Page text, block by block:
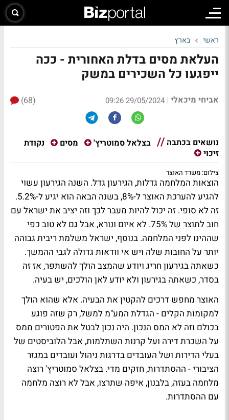
ראשי בארץ
העלאת מסים בדלת האחורית - ככה
ייפגעו כל השכירים במשק
אביחי מיכאלי |
29/05/2024 09:26
(68)
נושאים בכתבה בצלאל סמוטריץ' מסים
נקודת
זיכוי
צילום: משרד האוצר
הוצאות המלחמה גדלות, הגירעון גדל. השנה הגירעון עשוי
להגיע להערכת האוצר ל-8%, בשנה הבאה הוא יגיע ל-5.2%.
זה לא סופי. זה יכול להיות מעבר לכך וזה יציב את ישראל עם
חוב לתוצר של 75%. לא איום ונורא, אבל גם לא טוב כפי
שההינו לפני המלחמה. בנוסף, ישראל משלמת ריבית גבוהה
יותר על החובות שלה ויש אי וודאות גדולה לגבי ההמשך.
כשאתה בגירעון חריג ויודע שהמצב הולך להשתפר, אז זה
בסדר, כשאתה בגירעון ולא יודע לאן הולכים, יש בעיה.
האוצר מחפש דרכים להקטין את הבעיה. אלא שהוא הולך
למקומות הקלים - הגדלת המע"מ למשל, רק שזה פוגע
בכולם וזה לא המס הנכון. היה נכון לבטל את הפטורים ממס
על השכרת דירה ועל קרנות השתלמות, אבל הלוביסטים של
בעלי הדירות ושל העובדים בדרגות ניהול ועובדים במגזר
הציבורי - ההסתדרות, חזקים מדי. בצלאל סמוטריץ' רוצה
מלחמה בעזה, בלבנון, איפה שתרצו, אבל לא רוצה מלחמה
עם ההסתדרות.